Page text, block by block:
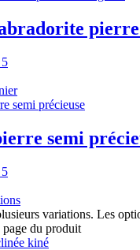
pierre
semi
variations. Les
page du produit